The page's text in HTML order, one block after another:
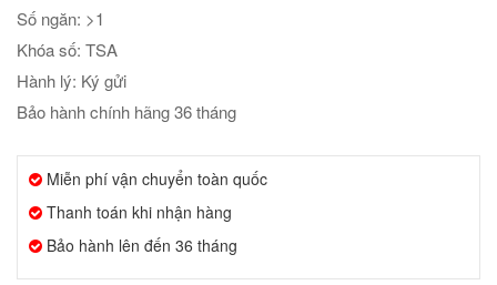
Số ngăn: >1
Khóa số: TSA
Hành lý: Ký gửi
Bảo hành chính hãng 36 tháng
Miễn phí vận chuyển toàn quốc
Thanh toán khi nhận hàng
Bảo hành lên đến 36 tháng